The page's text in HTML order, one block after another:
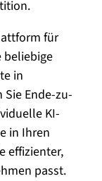
für
beliebige
in
Ende-zu-
KI-
in Ihren
effizienter,
passt.